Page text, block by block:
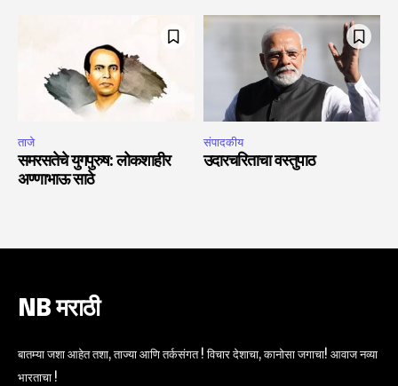
ताजे
समरसतेचे युगपुरुष: लोकशाहीर
अण्णाभाऊ साठे
संपादकीय
उदारचरिताचा वस्तुपाठ
NB मराठी
बातम्या जशा आहेत तशा, ताज्या आणि तर्कसंगत ! विचार देशाचा, कानोसा जगाचा! आवाज नव्या
भारताचा !